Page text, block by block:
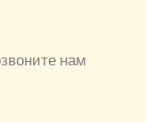
нам